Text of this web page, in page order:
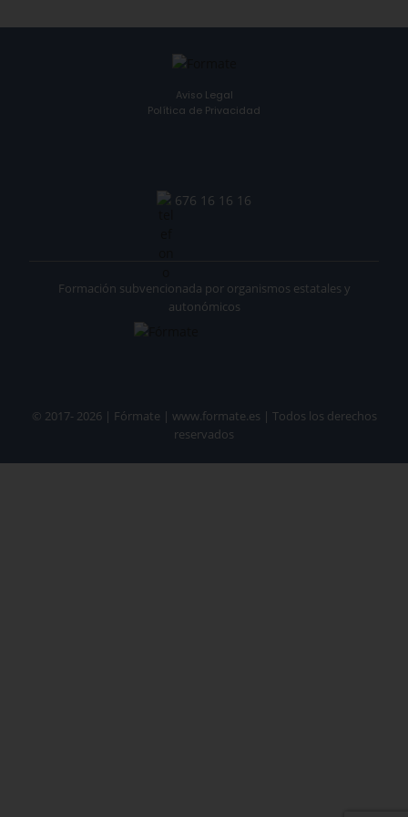
Aviso Legal
Política de Privacidad
676 16 16 16
© 2017- 2026 | Fórmate | www.formate.es | Todos los derechos
reservados
Formación subvencionada por organismos estatales y
autonómicos